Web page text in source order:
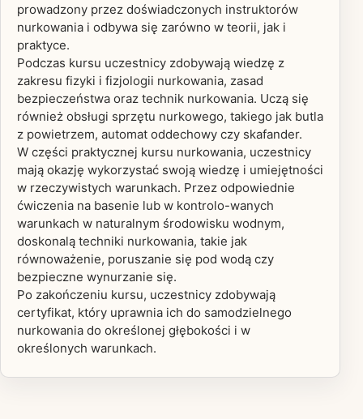
prowadzony przez doświadczonych instruktorów
nurkowania i odbywa się zarówno w teorii, jak i
praktyce.
Podczas kursu uczestnicy zdobywają wiedzę z
zakresu fizyki i fizjologii nurkowania, zasad
bezpieczeństwa oraz technik nurkowania. Uczą się
również obsługi sprzętu nurkowego, takiego jak butla
z powietrzem, automat oddechowy czy skafander.
W części praktycznej kursu nurkowania, uczestnicy
mają okazję wykorzystać swoją wiedzę i umiejętności
w rzeczywistych warunkach. Przez odpowiednie
ćwiczenia na basenie lub w kontrolo-wanych
warunkach w naturalnym środowisku wodnym,
doskonalą techniki nurkowania, takie jak
równoważenie, poruszanie się pod wodą czy
bezpieczne wynurzanie się.
Po zakończeniu kursu, uczestnicy zdobywają
certyfikat, który uprawnia ich do samodzielnego
nurkowania do określonej głębokości i w
określonych warunkach.